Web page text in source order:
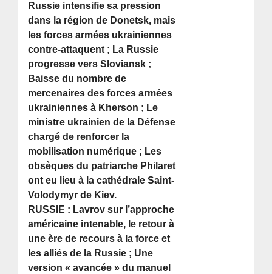
Russie intensifie sa pression
dans la région de Donetsk, mais
les forces armées ukrainiennes
contre-attaquent ; La Russie
progresse vers Sloviansk ;
Baisse du nombre de
mercenaires des forces armées
ukrainiennes à Kherson ; Le
ministre ukrainien de la Défense
chargé de renforcer la
mobilisation numérique ; Les
obsèques du patriarche Philaret
ont eu lieu à la cathédrale Saint-
Volodymyr de Kiev.
RUSSIE : Lavrov sur l’approche
américaine intenable, le retour à
une ère de recours à la force et
les alliés de la Russie ; Une
version « avancée » du manuel